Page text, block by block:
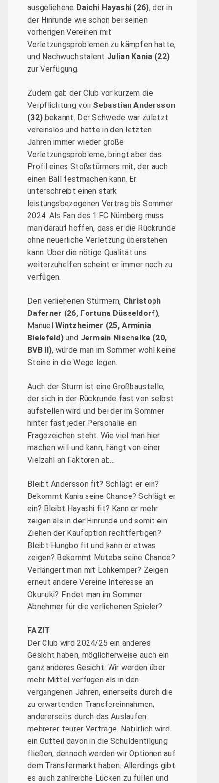
ausgeliehene Daichi Hayashi (26), der in
der Hinrunde wie schon bei seinen
vorherigen Vereinen mit
Verletzungsproblemen zu kämpfen hatte,
und Nachwuchstalent Julian Kania (22)
zur Verfügung.
Zudem gab der Club vor kurzem die
Verpflichtung von Sebastian Andersson
(32) bekannt. Der Schwede war zuletzt
vereinslos und hatte in den letzten
Jahren immer wieder große
Verletzungsprobleme, bringt aber das
Profil eines Stoßstürmers mit, der auch
einen Ball festmachen kann. Er
unterschreibt einen stark
leistungsbezogenen Vertrag bis Sommer
2024. Als Fan des 1.FC Nürnberg muss
man darauf hoffen, dass er die Rückrunde
ohne neuerliche Verletzung überstehen
kann. Über die nötige Qualität uns
weiterzuhelfen scheint er immer noch zu
verfügen.
Den verliehenen Stürmern, Christoph
Daferner (26, Fortuna Düsseldorf),
ManuelWintzheimer (25, Arminia
Bielefeld) und Jermain Nischalke (20,
BVB II), würde man im Sommer wohl keine
Steine in die Wege legen.
Auch der Sturm ist eine Großbaustelle,
der sich in der Rückrunde fast von selbst
aufstellen wird und bei der im Sommer
hinter fast jeder Personalie ein
Fragezeichen steht. Wie viel man hier
machen will und kann, hängt von einer
Vielzahl an Faktoren ab…
Bleibt Andersson fit? Schlägt er ein?
Bekommt Kania seine Chance? Schlägt er
ein? Bleibt Hayashi fit? Kann er mehr
zeigen als in der Hinrunde und somit ein
Ziehen der Kaufoption rechtfertigen?
Bleibt Hungbo fit und kann er etwas
zeigen? Bekommt Muteba seine Chance?
Verlängert man mit Lohkemper? Zeigen
erneut andere Vereine Interesse an
Okunuki? Findet man im Sommer
Abnehmer für die verliehenen Spieler?
FAZIT
Der Club wird 2024/25 ein anderes
Gesicht haben, möglicherweise auch ein
ganz anderes Gesicht. Wir werden über
mehr Mittel verfügen als in den
vergangenen Jahren, einerseits durch die
zu erwartenden Transfereinnahmen,
andererseits durch das Auslaufen
mehrerer teurer Verträge. Natürlich wird
ein Gutteil davon in die Schuldentilgung
fließen, dennoch werden wir Optionen auf
dem Transfermarkt haben. Allerdings gibt
es auch zahlreiche Lücken zu füllen und